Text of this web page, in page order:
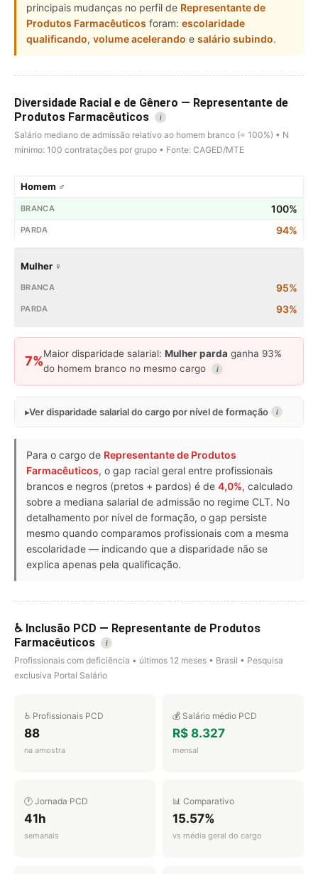
principais mudanças no perfil de Representante de
Produtos Farmacêuticos foram: escolaridade
qualificando, volume acelerando e salário subindo.
Diversidade Racial e de Gênero — Representante de
Produtos Farmacêuticos
i
Salário mediano de admissão relativo ao homem branco (= 100%) • N
mínimo: 100 contratações por grupo • Fonte: CAGED/MTE
Homem ♂
100%
94%
Mulher ♀
95%
93%
7%
Maior disparidade salarial: Mulher parda ganha 93%
do homem branco no mesmo cargo
i
Ver disparidade salarial do cargo por nível de formação i
Para o cargo de Representante de Produtos
Farmacêuticos, o gap racial geral entre profissionais
brancos e negros (pretos + pardos) é de 4,0%, calculado
sobre a mediana salarial de admissão no regime CLT. No
detalhamento por nível de formação, o gap persiste
mesmo quando comparamos profissionais com a mesma
escolaridade — indicando que a disparidade não se
explica apenas pela qualificação.
♿ Inclusão PCD — Representante de Produtos
Farmacêuticos
i
Profissionais com deficiência • últimos 12 meses • Brasil • Pesquisa
exclusiva Portal Salário
♿ Profissionais PCD
88
na amostra
💰 Salário médio PCD
R$ 8.327
mensal
🕐 Jornada PCD
41h
semanais
📊 Comparativo
15.57%
vs média geral do cargo